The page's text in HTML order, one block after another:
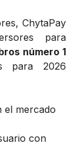
ChytaPay
para
número 1
para 2026
el mercado
con